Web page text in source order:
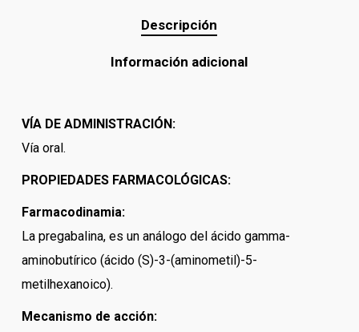
Descripción
Información adicional
VÍA DE ADMINISTRACIÓN:
Vía oral.
PROPIEDADES FARMACOLÓGICAS:
Farmacodinamia:
La pregabalina, es un análogo del ácido gamma-
aminobutírico (ácido (S)-3-(aminometil)-5-
metilhexanoico).
Mecanismo de acción: